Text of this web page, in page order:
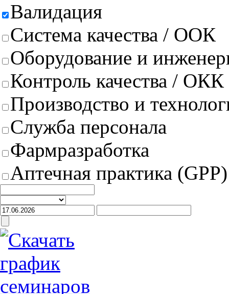
Валидация
Система качества / ООК
Оборудование и
Контроль качества / ОКК
Производство и
Служба персонала
Фармразработка
Аптечная практика (GPP)